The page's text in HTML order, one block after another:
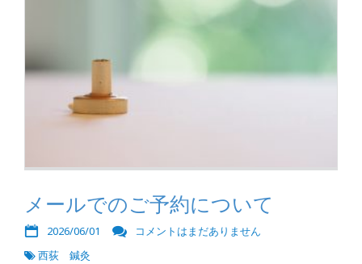
メールでのご予約について
2026/06/01
コメントはまだありません
西荻 鍼灸